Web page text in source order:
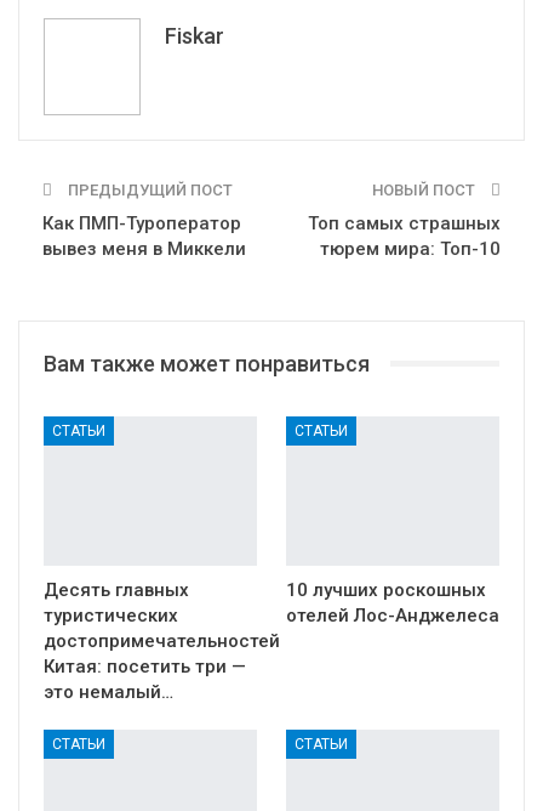
Fiskar
ПРЕДЫДУЩИЙ ПОСТ
Как ПМП-Туроператор
вывез меня в Миккели
НОВЫЙ ПОСТ
Топ самых страшных
тюрем мира: Топ-10
Вам также может понравиться
СТАТЬИ
Десять главных
туристических
достопримечательностей
Китая: посетить три —
это немалый…
СТАТЬИ
10 лучших роскошных
отелей Лос-Анджелеса
СТАТЬИ СТАТЬИ